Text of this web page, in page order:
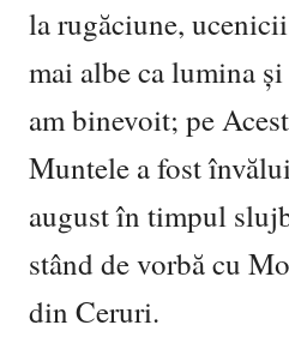
la rugăciune,
mai albe ca lumina
am binevoit; pe
Muntele a fost
august în timpul
stând de vorbă cu
din Ceruri.